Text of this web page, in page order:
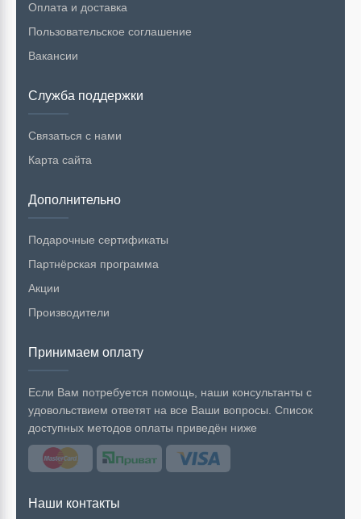
Оплата и доставка
Пользовательское соглашение
Вакансии
Служба поддержки
Связаться с нами
Карта сайта
Дополнительно
Подарочные сертификаты
Партнёрская программа
Акции
Производители
Принимаем оплату
Если Вам потребуется помощь, наши консультанты с
удовольствием ответят на все Ваши вопросы. Список
доступных методов оплаты приведён ниже
Наши контакты